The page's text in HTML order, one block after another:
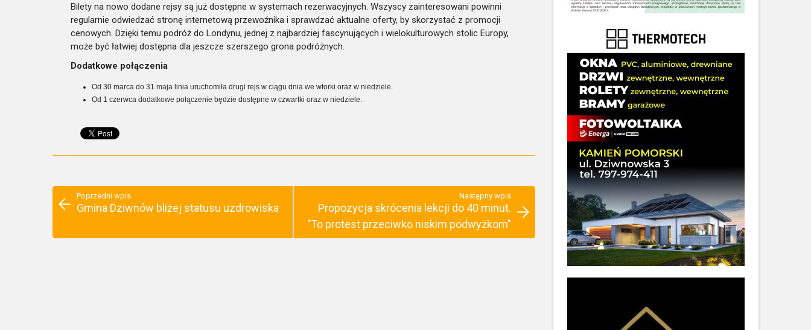
Bilety na nowo dodane rejsy są już dostępne w systemach rezerwacyjnych. Wszyscy zainteresowani powinni
regularnie odwiedzać stronę internetową przewoźnika i sprawdzać aktualne oferty, by skorzystać z promocji
cenowych. Dzięki temu podróż do Londynu, jednej z najbardziej fascynujących i wielokulturowych stolic Europy,
może być łatwiej dostępna dla jeszcze szerszego grona podróżnych.
Dodatkowe połączenia
Od 30 marca do 31 maja linia uruchomiła drugi rejs w ciągu dnia we wtorki oraz w niedziele.
Od 1 czerwca dodatkowe połączenie będzie dostępne w czwartki oraz w niedziele.
Poprzedni wpis
Gmina Dziwnów bliżej statusu uzdrowiska
Następny wpis
Propozycja skrócenia lekcji do 40 minut.
"To protest przeciwko niskim podwyżkom"